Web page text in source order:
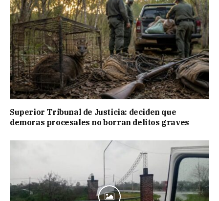
Superior Tribunal de Justicia: deciden que
demoras procesales no borran delitos graves